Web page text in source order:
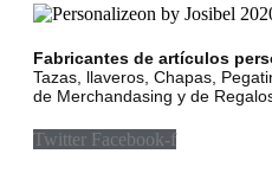
Fabricantes de artículos
Tazas, llaveros, Chapas,
de Merchandasing y de
Twitter Facebook-f